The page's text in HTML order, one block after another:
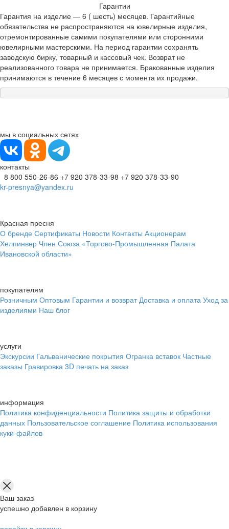
Гарантии
Гарантия на изделие — 6 ( шесть) месяцев. Гарантийные
обязательства не распространяются на ювелирные изделия,
отремонтированные самими покупателями или сторонними
ювелирными мастерскими. На период гарантии сохранять
заводскую бирку, товарный и кассовый чек. Возврат не
реализованного товара не принимается. Бракованные изделия
принимаются в течение 6 месяцев с момента их продажи.
мы в социальных сетях
контакты
8 800 550-26-86 +7 920 378-33-98 +7 920 378-33-90
kr-presnya@yandex.ru
Красная пресня
О бренде Сертификаты Новости Контакты Акционерам
Хелпинвер Член Союза «Торгово-Промышленная Палата
Ивановской области»
покупателям
Розничным Оптовым Гарантии и возврат Доставка и оплата Уход за
изделиями Наш блог
услуги
Экскурсии Гальванические покрытия Огранка вставок Частные
заказы Гравировка 3D печать на заказ
информация
Политика конфиденциальности Политика защиты и обработки
данных Пользовательское соглашение Политика использования
куки-файлов
Ваш заказ
успешно добавлен в корзину